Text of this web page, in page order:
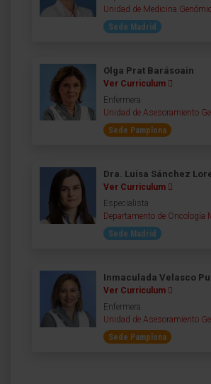
Unidad de Medicina
Sede Madrid
Olga Prat Barásoain
Ver Curriculum
Enfermera
Unidad de Asesoramiento
Sede Pamplona
Dra. Luisa Sánchez
Ver Curriculum
Especialista
Departamento de Oncología
Sede Madrid
Inmaculada Velasco
Ver Curriculum
Enfermera
Unidad de Asesoramiento
Sede Pamplona